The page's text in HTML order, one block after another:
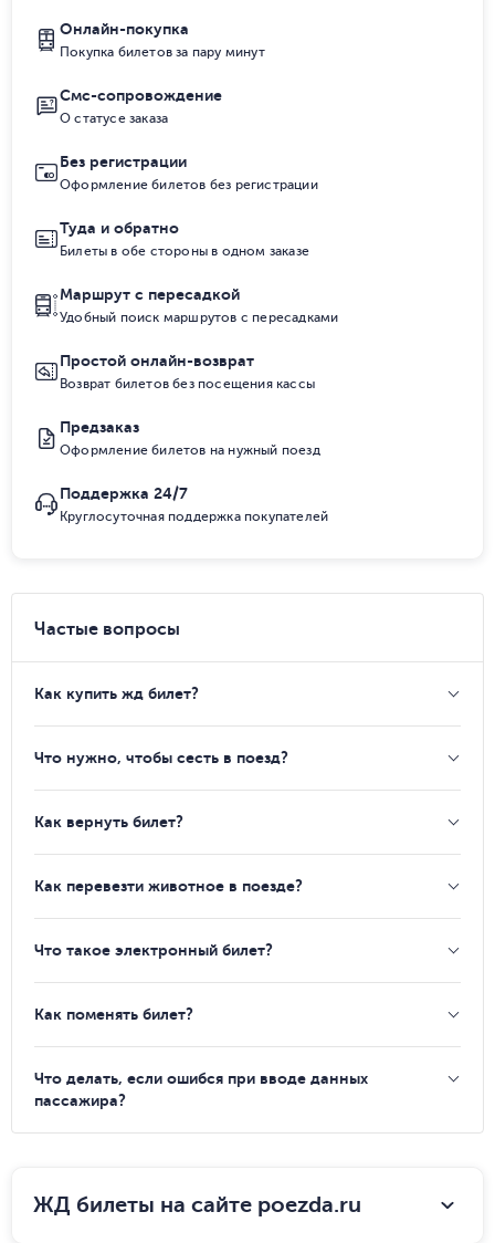
Онлайн-покупка
Покупка билетов за пару минут
Смс-сопровождение
О статусе заказа
Без регистрации
Оформление билетов без регистрации
Туда и обратно
Билеты в обе стороны в одном заказе
Маршрут с пересадкой
Удобный поиск маршрутов с пересадками
Простой онлайн-возврат
Возврат билетов без посещения кассы
Предзаказ
Оформление билетов на нужный поезд
Поддержка 24/7
Круглосуточная поддержка покупателей
Частые вопросы
Как купить жд билет?
Что нужно, чтобы сесть в поезд?
Как вернуть билет?
Как перевезти животное в поезде?
Что такое электронный билет?
Как поменять билет?
Что делать, если ошибся при вводе данных
пассажира?
ЖД билеты на сайте poezda.ru